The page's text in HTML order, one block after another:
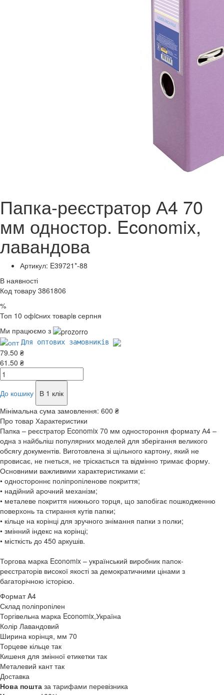
Папка-реєстратор А4 70
мм одностор. Economix,
лавандова
Артикул: E39721*-88
В наявності
Код товару 3861806
%
Топ 10 офicних товарiв серпня
Ми працюємо з
Для оптових замовників
79.50 ₴
61.50 ₴
До кошику
В 1 клік
Мінімальна сума замовлення: 600 ₴
Про товар Характеристики
Папка – реєстратор Economix 70 мм одностороння формату А4 –
одна з найбьліш популярних моделей для зберігання великого
обсягу документів. Виготовлена зі щільного картону, який не
провисає, не гнеться, не тріскається та відмінно тримає форму.
Основними важливими характеристиками є:
• одностороннє поліпропіленове покриття;
• надійний арочний механізм;
• металеве покриття нижнього торця, що запобігає пошкодженню
поверхонь та стирання кутів папки;
• кільце на корінці для зручного знімання папки з полки;
• змінний індекс на корінці;
• місткість до 450 аркушів.
Торгова марка Economix – український виробник папок-
реєстраторів високої якості за демократичними цінами з
багаторічною історією.
Формат A4
Склад поліпропілен
Торгівельна марка Economix,Україна
Колір Лавандовий
Ширина корінця, мм 70
Торцеве кільце так
Кишеня для змінної етикетки так
Металевий кант так
Доставка
Нова пошта за тарифами перевізника